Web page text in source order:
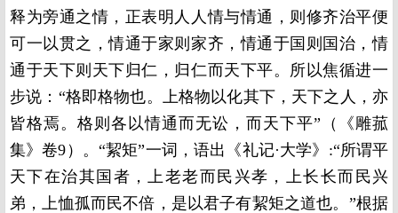
释为旁通之情，正表明人人情与情通，则修齐治平便
可一以贯之，情通于家则家齐，情通于国则国治，情
通于天下则天下归仁，归仁而天下平。所以焦循进一
步说：“格即格物也。上格物以化其下，天下之人，亦
皆格焉。格则各以情通而无讼，而天下平”（《雕菰
集》卷9）。“絜矩”一词，语出《礼记·大学》:“所谓平
天下在治其国者，上老老而民兴孝，上长长而民兴
弟，上恤孤而民不倍，是以君子有絜矩之道也。”根据